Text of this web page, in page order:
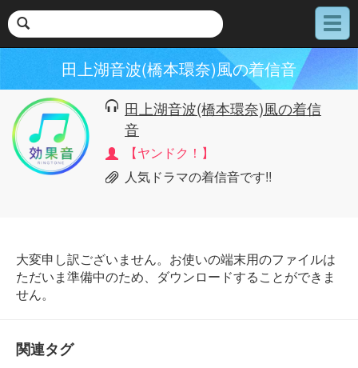
メ
ニ
田上湖音波(橋本環奈)風の着信音
田上湖音波(橋本環奈)風の着信
音
【ヤンドク！】
人気ドラマの着信音です!!
大変申し訳ございません。お使いの端末用のファイルは
ただいま準備中のため、ダウンロードすることができま
せん。
関連タグ